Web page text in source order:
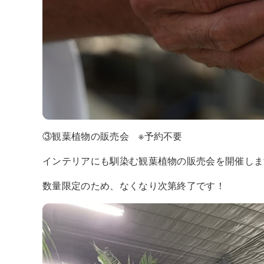
③観葉植物の販売会 ※予約不要
インテリアにも馴染む観葉植物の販売会を開催し
数量限定のため、なくなり次第終了です！